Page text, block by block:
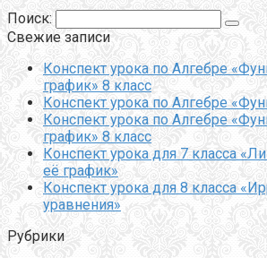
Поиск:
Свежие записи
Конспект урока по Алгебре
график» 8 класс
Конспект урока по Алгебре
Конспект урока по Алгебре
график» 8 класс
Конспект урока для 7 класса
её график»
Конспект урока для 8 класса
уравнения»
Рубрики